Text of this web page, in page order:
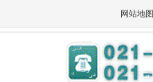
网站地图